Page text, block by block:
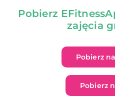
Pobierz
zajęcia
Pobierz
Pobierz